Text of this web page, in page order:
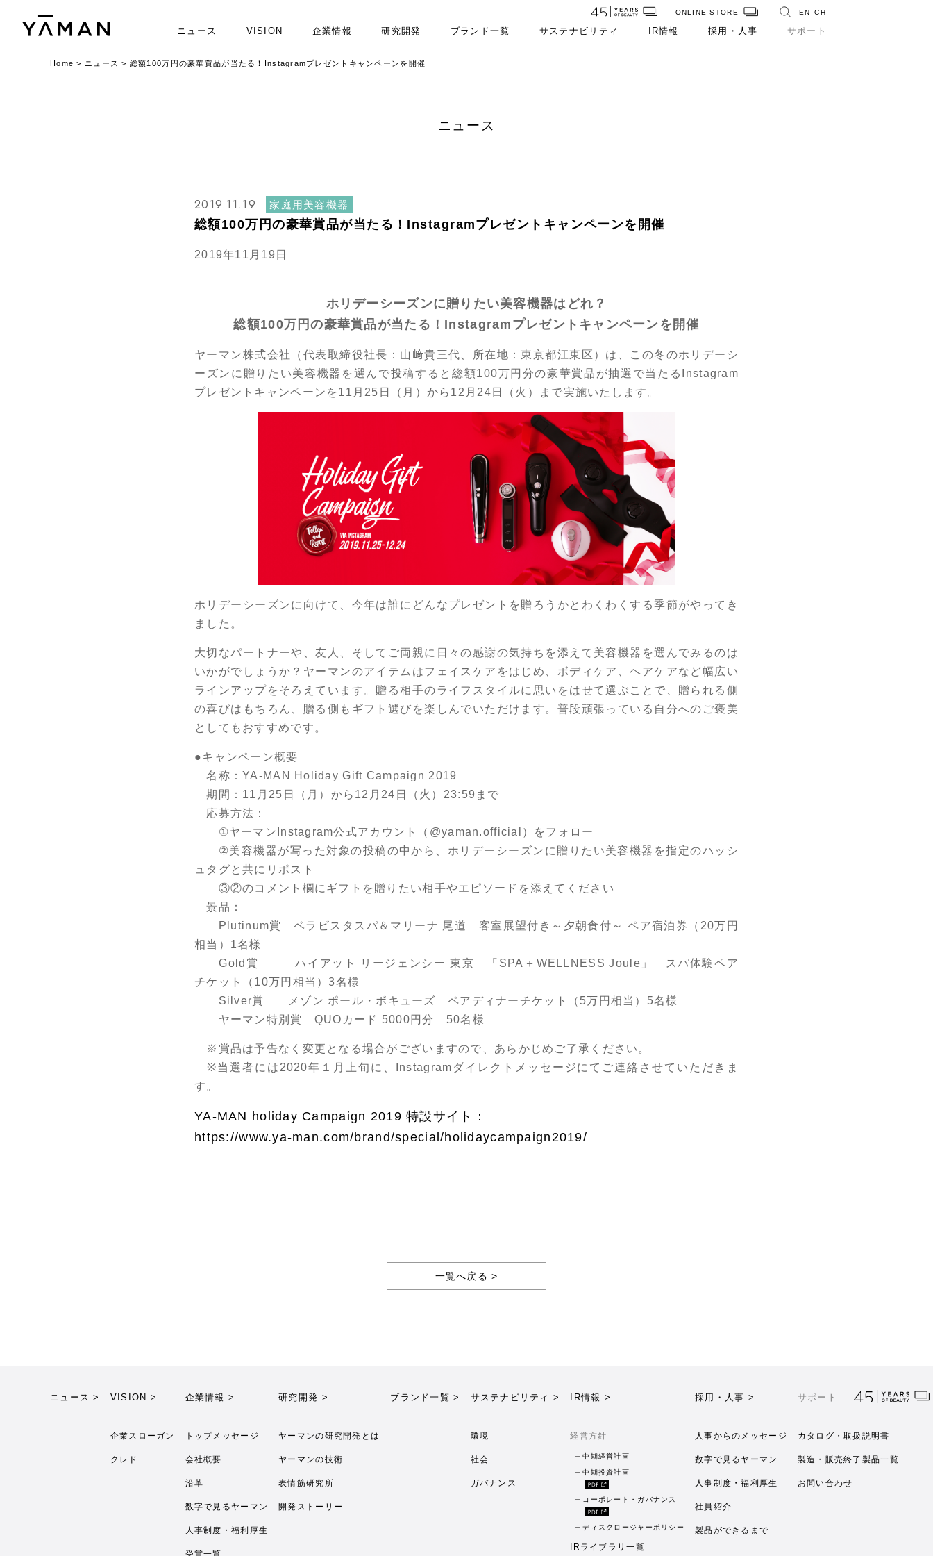
ONLINE STORE EN CH
ニュース VISION 企業情報 研究開発 ブランド一覧 サステナビリティ IR情報 採用・人事 サポート
Home > ニュース > 総額100万円の豪華賞品が当たる！Instagramプレゼントキャンペーンを開催
ニュース
2019.11.19 家庭用美容機器
総額100万円の豪華賞品が当たる！Instagramプレゼントキャンペーンを開催
2019年11月19日
ホリデーシーズンに贈りたい美容機器はどれ？
総額100万円の豪華賞品が当たる！Instagramプレゼントキャンペーンを開催
ヤーマン株式会社（代表取締役社長：山﨑貴三代、所在地：東京都江東区）は、この冬のホリデーシ
ーズンに贈りたい美容機器を選んで投稿すると総額100万円分の豪華賞品が抽選で当たるInstagram
プレゼントキャンペーンを11月25日（月）から12月24日（火）まで実施いたします。
ホリデーシーズンに向けて、今年は誰にどんなプレゼントを贈ろうかとわくわくする季節がやってき
ました。
大切なパートナーや、友人、そしてご両親に日々の感謝の気持ちを添えて美容機器を選んでみるのは
いかがでしょうか？ヤーマンのアイテムはフェイスケアをはじめ、ボディケア、ヘアケアなど幅広い
ラインアップをそろえています。贈る相手のライフスタイルに思いをはせて選ぶことで、贈られる側
の喜びはもちろん、贈る側もギフト選びを楽しんでいただけます。普段頑張っている自分へのご褒美
としてもおすすめです。
●キャンペーン概要
名称：YA-MAN Holiday Gift Campaign 2019
期間：11月25日（月）から12月24日（火）23:59まで
応募方法：
①ヤーマンInstagram公式アカウント（@yaman.official）をフォロー
②美容機器が写った対象の投稿の中から、ホリデーシーズンに贈りたい美容機器を指定のハッシ
ュタグと共にリポスト
③②のコメント欄にギフトを贈りたい相手やエピソードを添えてください
景品：
Plutinum賞 ベラビスタスパ＆マリーナ 尾道 客室展望付き～夕朝食付～ ペア宿泊券（20万円
相当）1名様
Gold賞 ハイアット リージェンシー 東京 「SPA＋WELLNESS Joule」 スパ体験ペア
チケット（10万円相当）3名様
Silver賞 メゾン ポール・ボキューズ ペアディナーチケット（5万円相当）5名様
ヤーマン特別賞 QUOカード 5000円分 50名様
※賞品は予告なく変更となる場合がございますので、あらかじめご了承ください。
※当選者には2020年１月上旬に、Instagramダイレクトメッセージにてご連絡させていただきま
す。
YA-MAN holiday Campaign 2019 特設サイト：
https://www.ya-man.com/brand/special/holidaycampaign2019/
一覧へ戻る >
ニュース > VISION >
企業スローガン
クレド
企業情報 >
トップメッセージ
会社概要
沿革
数字で見るヤーマン
人事制度・福利厚生
受賞一覧
研究開発 >
ヤーマンの研究開発とは
ヤーマンの技術
表情筋研究所
開発ストーリー
ブランド一覧 > サステナビリティ >
環境
社会
ガバナンス
IR情報 >
経営方針
中期経営計画
中期投資計画
コーポレート・ガバナンス
ディスクロージャーポリシー
IRライブラリ一覧
採用・人事 >
人事からのメッセージ
数字で見るヤーマン
人事制度・福利厚生
社員紹介
製品ができるまで
サポート
カタログ・取扱説明書
製造・販売終了製品一覧
お問い合わせ